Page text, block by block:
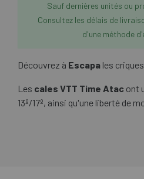
Sauf dernières unités ou
Consultez les délais de
d'une méthode
Découvrez à Escapa les
Les cales VTT Time Atac ont
13º/17º, ainsi qu'une liberté de